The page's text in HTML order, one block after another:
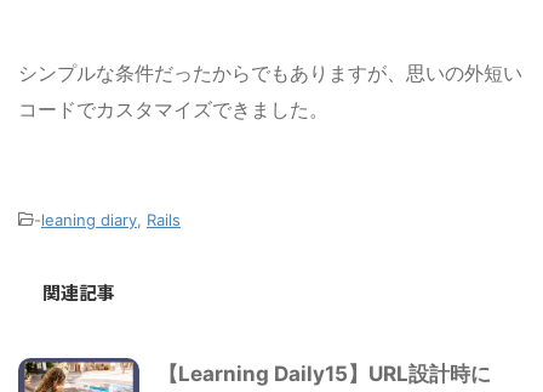
シンプルな条件だったからでもありますが、思いの外短い
コードでカスタマイズできました。
-leaning diary Rails
関連記事
【Learning Daily15】URL設計時に